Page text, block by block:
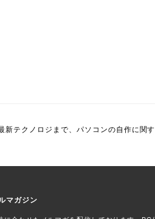
テクノロジまで、パソコンの自作に関
マガジン